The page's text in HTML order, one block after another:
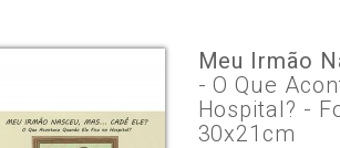
Meu Irmão
- O Que
Hospital? -
30x21cm